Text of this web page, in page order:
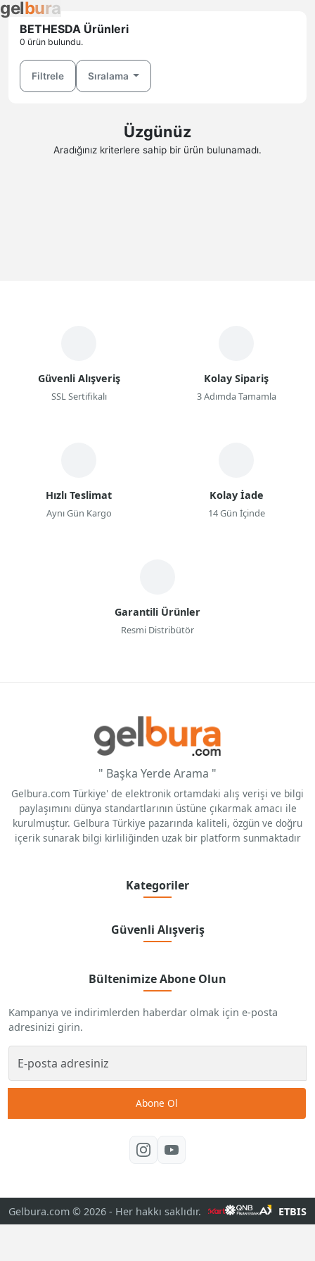
gelbura
BETHESDA Ürünleri
0 ürün bulundu.
Filtrele Sıralama
Üzgünüz
Aradığınız kriterlere sahip bir ürün bulunamadı.
Güvenli Alışveriş
SSL Sertifikalı
Kolay Sipariş
3 Adımda Tamamla
Hızlı Teslimat
Aynı Gün Kargo
Kolay İade
14 Gün İçinde
Garantili Ürünler
Resmi Distribütör
" Başka Yerde Arama "
Gelbura.com Türkiye' de elektronik ortamdaki alış verişi ve bilgi
paylaşımını dünya standartlarının üstüne çıkarmak amacı ile
kurulmuştur. Gelbura Türkiye pazarında kaliteli, özgün ve doğru
içerik sunarak bilgi kirliliğinden uzak bir platform sunmaktadır
Kategoriler
Güvenli Alışveriş
Bültenimize Abone Olun
Kampanya ve indirimlerden haberdar olmak için e-posta
adresinizi girin.
Abone Ol
Gelbura.com © 2026 - Her hakkı saklıdır. ETBIS